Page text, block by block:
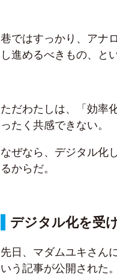
巷ではすっかり、アナ
し進めるべきもの、と
ただわたしは、「効率
ったく共感できない。
なぜなら、デジタル化
るからだ。
デジタル化を受
先日、マダムユキさん
いう記事が公開された。